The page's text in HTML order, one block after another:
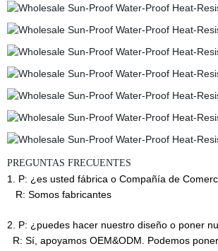
PREGUNTAS FRECUENTES
1. P: ¿es usted fábrica o Compañía de
R: Somos fabricantes
2. P: ¿puedes hacer nuestro diseño o poner
R: Sí, apoyamos OEM&ODM. Podemos